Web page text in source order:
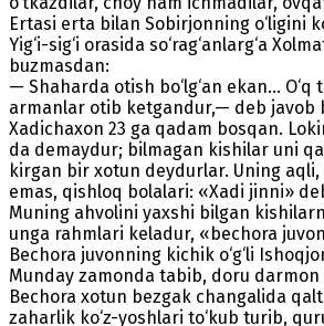
Ertasi erta bilan Sobirjonning o‘ligini
Yig‘i-sig‘i orasida so‘rag‘anlarg‘a
buzmasdan:
— Shaharda otish bo‘lg‘an ekan... O‘q
armanlar otib ketgandur,— deb javob
Xadichaxon 23 ga qadam bosqan.
da demaydur; bilmagan kishilar uni
kirgan bir xotun deydurlar. Uning
emas, qishloq bolalari: «Xadi jinni»
Muning ahvolini yaxshi bilgan
unga rahmlari keladur, «bechora
Bechora juvonning kichik o‘g‘li
Munday zamonda tabib, doru
Bechora xotun bezgak changalida
zaharlik ko‘z-yoshlari to‘kub turib,